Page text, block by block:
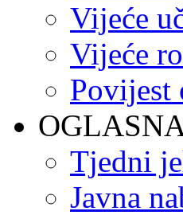
Vijeće
Vijeće
Povijest
Tjedni
Javna